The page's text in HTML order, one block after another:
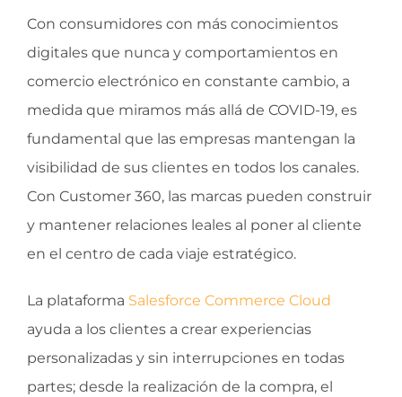
Con consumidores con más conocimientos
digitales que nunca y comportamientos en
comercio electrónico en constante cambio, a
medida que miramos más allá de COVID-19, es
fundamental que las empresas mantengan la
visibilidad de sus clientes en todos los canales.
Con Customer 360, las marcas pueden construir
y mantener relaciones leales al poner al cliente
en el centro de cada viaje estratégico.
La plataforma Salesforce Commerce Cloud
ayuda a los clientes a crear experiencias
personalizadas y sin interrupciones en todas
partes; desde la realización de la compra, el